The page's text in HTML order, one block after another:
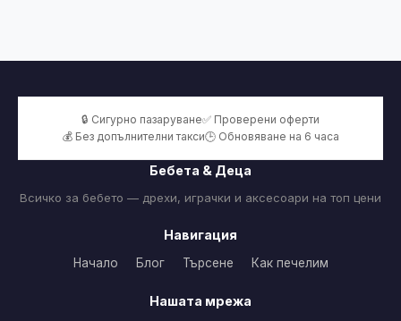
🔒 Сигурно пазаруване✅ Проверени оферти
💰 Без допълнителни такси🕒 Обновяване на 6 часа
Бебета & Деца
Всичко за бебето — дрехи, играчки и аксесоари на топ цени
Навигация
Начало Блог Търсене Как печелим
Нашата мрежа